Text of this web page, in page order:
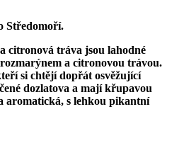
Středomoří.
citronová tráva jsou lahodné
a citronovou trávou.
si chtějí dopřát osvěžující
dozlatova a mají křupavou
aromatická, s lehkou pikantní